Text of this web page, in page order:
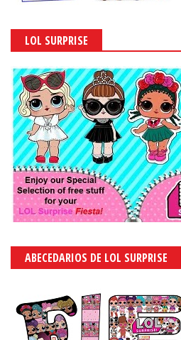
LOL SURPRISE
ABECEDARIOS DE LOL SURPRISE